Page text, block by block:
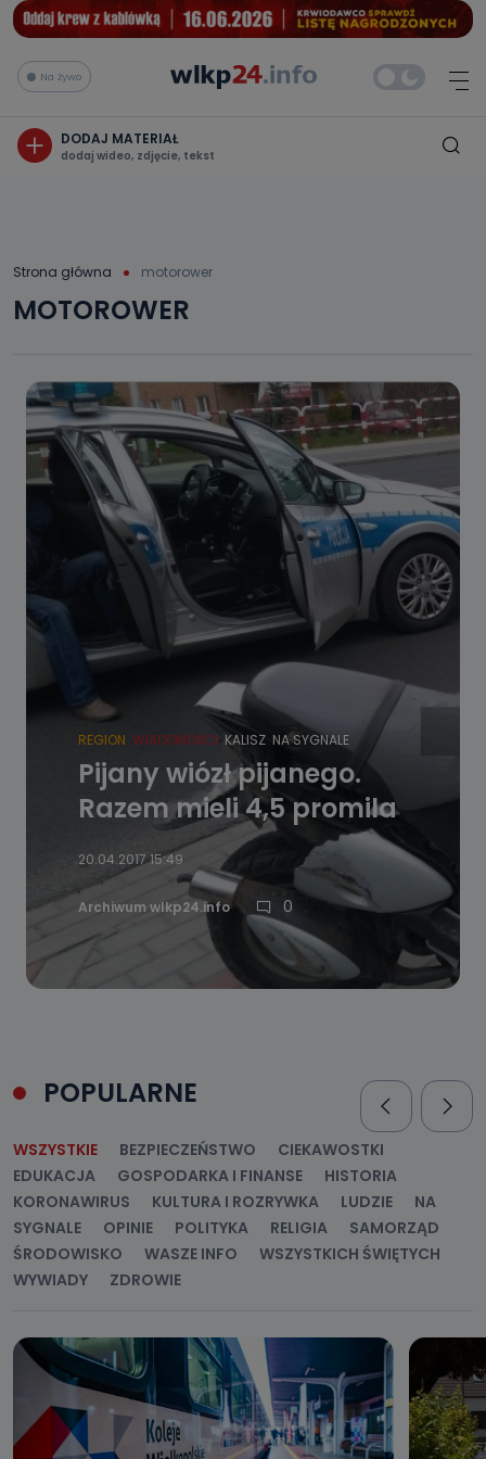
Na żywo
DODAJ MATERIAŁ
dodaj wideo, zdjęcie, tekst
Strona główna motorower
MOTOROWER
REGION WIADOMOŚCI KALISZ NA SYGNALE
Pijany wiózł pijanego.
Razem mieli 4,5 promila
20.04.2017 15:49
Archiwum wlkp24.info 0
POPULARNE
WSZYSTKIE BEZPIECZEŃSTWO
CIEKAWOSTKI
EDUKACJA
GOSPODARKA I FINANSE
HISTORIA
KORONAWIRUS
KULTURA I ROZRYWKA LUDZIE
NA
SYGNALE
OPINIE POLITYKA RELIGIA
SAMORZĄD
ŚRODOWISKO
WASZE INFO
WSZYSTKICH ŚWIĘTYCH
WYWIADY
ZDROWIE